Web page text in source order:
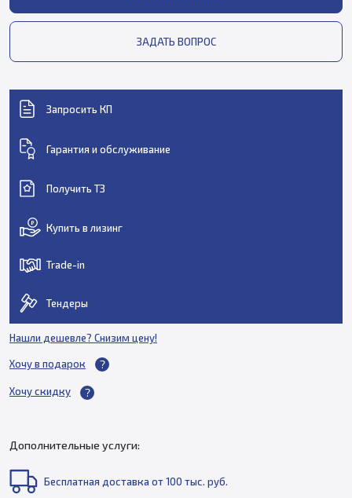
ЗАДАТЬ ВОПРОС
Запросить КП
Гарантия и обслуживание
Получить ТЗ
Купить в лизинг
Trade-in
Тендеры
Нашли дешевле? Снизим цену!
Хочу в подарок
Хочу скидку
Дополнительные услуги:
Бесплатная доставка от 100 тыс. руб.